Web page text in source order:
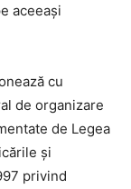
aceeaşi
cu
de organizare
de Legea
și
privind